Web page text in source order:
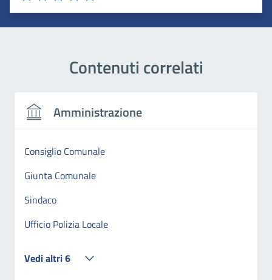
Valuta 5 stelle su 5
Valuta 4 stelle su 5
Valuta 3 stelle su 5
Valuta 2 stelle su 5
Valuta 1 stelle su 5
Contenuti correlati
Amministrazione
Consiglio Comunale
Giunta Comunale
Sindaco
Ufficio Polizia Locale
Vedi altri 6